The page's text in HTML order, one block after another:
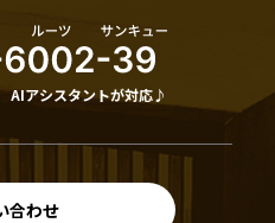
AIアシスタントが対応♪
合わせ